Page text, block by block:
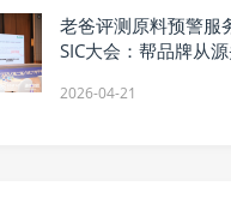
老爸评测原料预警服
SIC大会：帮品牌从
2026-04-21